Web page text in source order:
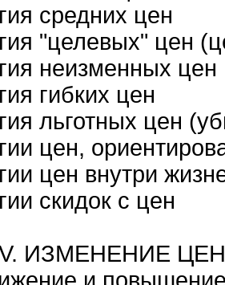
средних цен
"целевых" цен
неизменных цен
гибких цен
льготных цен
цен,
цен внутри
скидок с цен
ИЗМЕНЕНИЕ ЦЕН